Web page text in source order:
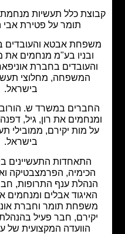
כלל תעשיות מנחמת את
תומר על פטירת אבי
אבטא והעובדים בחברת
ובניו בע"מ מנחמים את
בחברת אוניפארם על
המשפחה, מחלוצי תעשיית
בישראל.
במשרד ש. הורוביץ
את רון, גיל, דפנה
מות יקירם, ממובילי תעשיית
בישראל.
התאחדות התעשיינים בישראל,
הפרמצבטיקה ואיכות
ענף התרופות, חברי הענף
אבלים ומנחמים את רון,
תומר וחברת אוניפארם
חבר פעיל בהנהלת
הוועדה המקצועית של ענף